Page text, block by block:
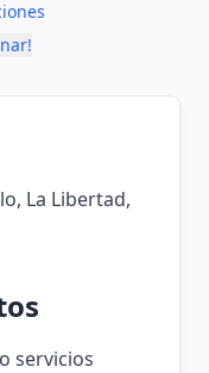
La Libertad,
servicios